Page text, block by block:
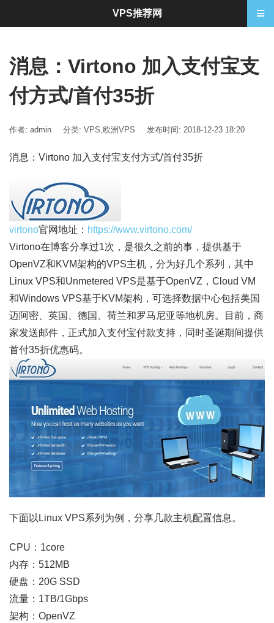
消息：Virtono 加入支付宝支
付方式/首付35折
作者: admin 分类: VPS,欧洲VPS 发布时间: 2018-12-23 18:20
消息：Virtono 加入支付宝支付方式/首付35折
virtono官网地址： https://www.virtono.com/
Virtono在博客分享过1次，是很久之前的事，提供基于
OpenVZ和KVM架构的VPS主机，分为好几个系列，其中
Linux VPS和Unmetered VPS是基于OpenVZ，Cloud VM
和Windows VPS基于KVM架构，可选择数据中心包括美国
迈阿密、英国、德国、荷兰和罗马尼亚等地机房。目前，商
家发送邮件，正式加入支付宝付款支持，同时圣诞期间提供
首付35折优惠码。
下面以Linux VPS系列为例，分享几款主机配置信息。
CPU：1core
内存：512MB
硬盘：20G SSD
流量：1TB/1Gbps
架构：OpenVZ
VPS推荐网